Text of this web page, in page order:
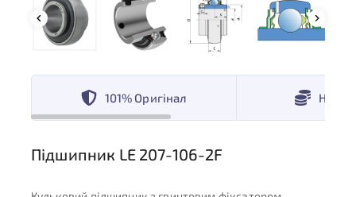
101% Оригінал
Підшипник LE 207-106-2F